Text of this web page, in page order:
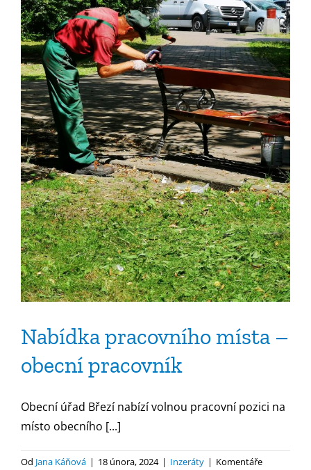
Nabídka pracovního místa –
obecní pracovník
Obecní úřad Březí nabízí volnou pracovní pozici na
místo obecního [...]
Od Jana Káňová | 18 února, 2024 | Inzeráty | Komentáře